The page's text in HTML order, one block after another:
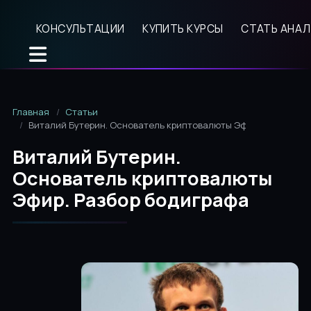
КОНСУЛЬТАЦИИ КУПИТЬ КУРСЫ СТАТЬ
Главная
Статьи
Виталий Бутерин. Основатель криптовалюты Эфир. Разбор
Виталий Бутерин.
Основатель криптовалюты
Эфир. Разбор бодиграфа